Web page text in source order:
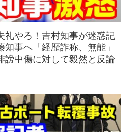
礼やろ！吉村知事が迷惑記
事へ「経歴詐称、無能」
謗中傷に対して毅然と反論